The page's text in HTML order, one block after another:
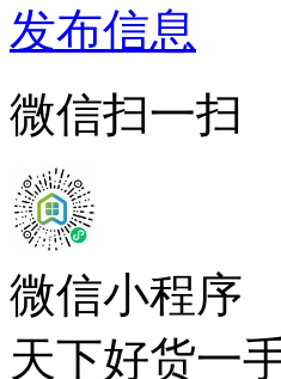
发布信息
微信扫一扫
微信小程序
天下好货一